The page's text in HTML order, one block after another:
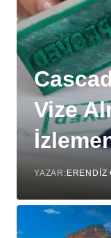
Vize
YAZAR: ERENDIZ